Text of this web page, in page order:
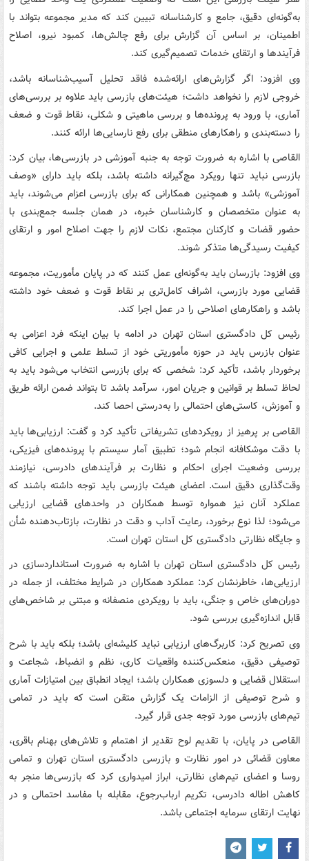
به‌گونه‌ای دقیق، جامع و کارشناسانه تبیین کند که مدیر مجموعه بتواند با
اطمینان، بر اساس آن گزارش برای رفع چالش‌ها، کمبود نیرو، اصلاح
فرآیندها و ارتقای خدمات تصمیم‌گیری کند.
وی افزود: اگر گزارش‌های ارائه‌شده فاقد تحلیل آسیب‌شناسانه باشد،
خروجی لازم را نخواهد داشت؛ هیئت‌های بازرسی باید علاوه بر بررسی‌های
آماری، با ورود به پرونده‌ها و بررسی ماهیتی و شکلی، نقاط قوت و ضعف
را دسته‌بندی و راهکارهای منطقی برای رفع نارسایی‌ها ارائه کنند.
القاصی با اشاره به ضرورت توجه به جنبه آموزشی در بازرسی‌ها، بیان کرد:
بازرسی نباید تنها رویکرد مچ‌گیرانه داشته باشد، بلکه باید دارای «وصف
آموزشی» باشد و همچنین همکارانی که برای بازرسی اعزام می‌شوند، باید
به عنوان متخصصان و کارشناسان خبره، در همان جلسه جمع‌بندی با
حضور قضات و کارکنان مجتمع، نکات لازم را جهت اصلاح امور و ارتقای
کیفیت رسیدگی‌ها متذکر شوند.
وی افزود: بازرسان باید به‌گونه‌ای عمل کنند که در پایان مأموریت، مجموعه
قضایی مورد بازرسی، اشراف کامل‌تری بر نقاط قوت و ضعف خود داشته
باشد و راهکارهای اصلاحی را در عمل اجرا کند.
رئیس کل دادگستری استان تهران در ادامه با بیان اینکه فرد اعزامی به
عنوان بازرس باید در حوزه مأموریتی خود از تسلط علمی و اجرایی کافی
برخوردار باشد، تأکید کرد: شخصی که برای بازرسی انتخاب می‌شود باید به
لحاظ تسلط بر قوانین و جریان امور، سرآمد باشد تا بتواند ضمن ارائه طریق
و آموزش، کاستی‌های احتمالی را به‌درستی احصا کند.
القاصی بر پرهیز از رویکردهای تشریفاتی تأکید کرد و گفت: ارزیابی‌ها باید
با دقت موشکافانه انجام شود؛ تطبیق آمار سیستم با پرونده‌های فیزیکی،
بررسی وضعیت اجرای احکام و نظارت بر فرآیندهای دادرسی، نیازمند
وقت‌گذاری دقیق است. اعضای هیئت بازرسی باید توجه داشته باشند که
عملکرد آنان نیز همواره توسط همکاران در واحدهای قضایی ارزیابی
می‌شود؛ لذا نوع برخورد، رعایت آداب و دقت در نظارت، بازتاب‌دهنده شأن
و جایگاه نظارتی دادگستری کل استان تهران است.
رئیس کل دادگستری استان تهران با اشاره به ضرورت استانداردسازی در
ارزیابی‌ها، خاطرنشان کرد: عملکرد همکاران در شرایط مختلف، از جمله در
دوران‌های خاص و جنگی، باید با رویکردی منصفانه و مبتنی بر شاخص‌های
قابل اندازه‌گیری بررسی شود.
وی تصریح کرد: کاربرگ‌های ارزیابی نباید کلیشه‌ای باشد؛ بلکه باید با شرح
توصیفی دقیق، منعکس‌کننده واقعیات کاری، نظم و انضباط، شجاعت و
استقلال قضایی و دلسوزی همکاران باشد؛ ایجاد انطباق بین امتیازات آماری
و شرح توصیفی از الزامات یک گزارش متقن است که باید در تمامی
تیم‌های بازرسی مورد توجه جدی قرار گیرد.
القاصی در پایان، با تقدیم لوح تقدیر از اهتمام و تلاش‌های بهنام باقری،
معاون قضائی در امور نظارت و بازرسی دادگستری استان تهران و تمامی
روسا و اعضای تیم‌های نظارتی، ابراز امیدواری کرد که بازرسی‌ها منجر به
کاهش اطاله دادرسی، تکریم ارباب‌رجوع، مقابله با مفاسد احتمالی و در
نهایت ارتقای سرمایه اجتماعی باشد.